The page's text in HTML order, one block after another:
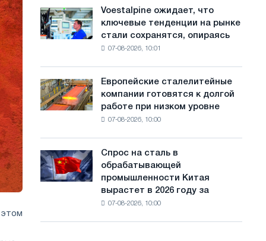
й
холоднокатаной
стали
из
Voestalpine
ожидает,
что
рынке
стали
на
диверсификацию
Voestalpine ожидает, что
ключевые тенденции на рынке
стали сохранятся, опираясь
07-08-2026, 10:01
Европейские
сталелитейные
компании
работе
при
Европейские сталелитейные
компании готовятся к долгой
работе при низком уровне
07-08-2026, 10:00
Спрос
на
сталь
обрабатывающей
Спрос на сталь в
обрабатывающей
промышленности Китая
вырастет в 2026 году за
07-08-2026, 10:00